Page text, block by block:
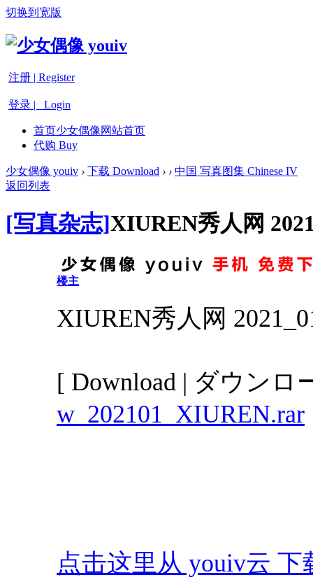
切换到宽版
注册 | Register
登录 | Login
首页少女偶像网站首页
代购 Buy
少女偶像 youiv › 下载 Download › › 中国 写真图集 Chinese IV
返回列表
[写真杂志]XIUREN秀人网
楼主
XIUREN秀人网
[ Download | ダウンロ
w_202101_XIUREN.rar
点击这里从 youiv云 下